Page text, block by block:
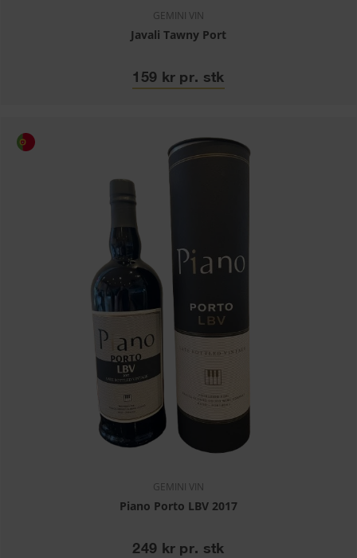
GEMINI VIN
Javali Tawny Port
159 kr pr. stk
GEMINI VIN
Piano Porto LBV 2017
249 kr pr. stk